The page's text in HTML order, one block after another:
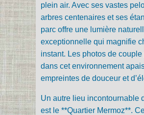
plein air. Avec ses vastes
arbres centenaires et ses
parc offre une lumière
exceptionnelle qui magnifie
instant. Les photos de couple
dans cet environnement
empreintes de douceur et
Un autre lieu incontournable
est le **Quartier Mermoz**.